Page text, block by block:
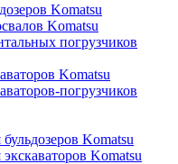
Komatsu
Komatsu
погрузчиков
Komatsu
погрузчиков
Komatsu
Komatsu